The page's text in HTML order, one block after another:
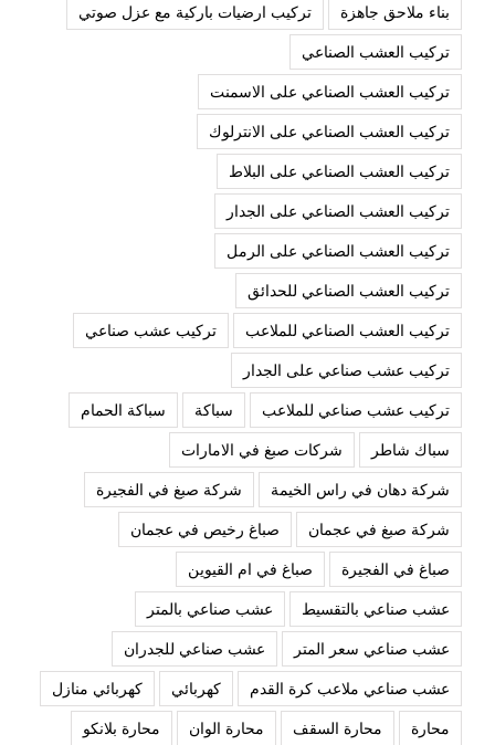
بناء ملاحق جاهزة
تركيب ارضيات باركية مع عزل صوتي
تركيب العشب الصناعي
تركيب العشب الصناعي على الاسمنت
تركيب العشب الصناعي على الانترلوك
تركيب العشب الصناعي على البلاط
تركيب العشب الصناعي على الجدار
تركيب العشب الصناعي على الرمل
تركيب العشب الصناعي للحدائق
تركيب العشب الصناعي للملاعب
تركيب عشب صناعي
تركيب عشب صناعي على الجدار
تركيب عشب صناعي للملاعب
سباكة
سباكة الحمام
سباك شاطر
شركات صبغ في الامارات
شركة دهان في راس الخيمة
شركة صبغ في الفجيرة
شركة صبغ في عجمان
صباغ رخيص في عجمان
صباغ في الفجيرة
صباغ في ام القيوين
عشب صناعي بالتقسيط
عشب صناعي بالمتر
عشب صناعي سعر المتر
عشب صناعي للجدران
عشب صناعي ملاعب كرة القدم
كهربائي
كهربائي منازل
محارة
محارة السقف محارة الوان محارة بلانكو